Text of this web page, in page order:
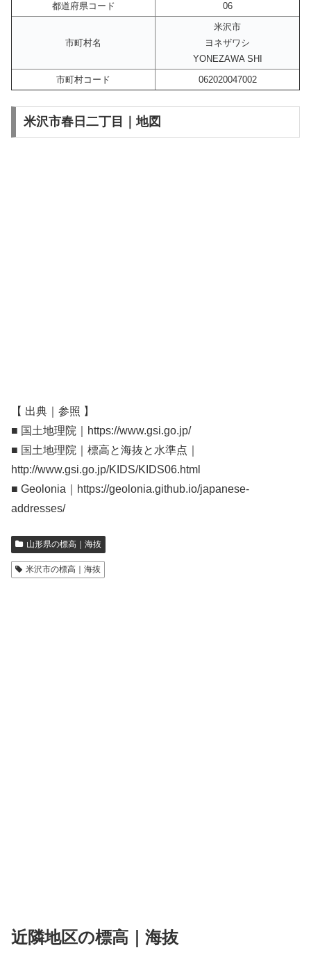
都道府県コード
06
市町村名
米沢市
ヨネザワシ
YONEZAWA SHI
市町村コード
062020047002
米沢市春日二丁目｜地図
【 出典｜参照 】
■ 国土地理院｜https://www.gsi.go.jp/
■ 国土地理院｜標高と海抜と水準点｜
http://www.gsi.go.jp/KIDS/KIDS06.html
■ Geolonia｜https://geolonia.github.io/japanese-
addresses/
山形県の標高｜海抜
米沢市の標高｜海抜
近隣地区の標高｜海抜